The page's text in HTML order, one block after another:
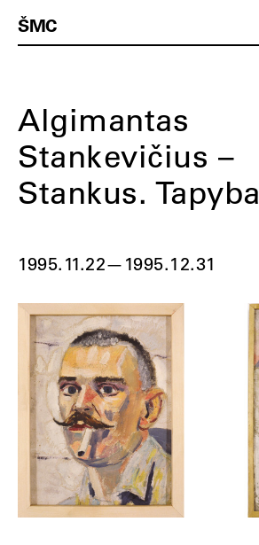
ŠMC
Algimantas
Stankevičius –
Stankus. Tapyba
1995.11.22— 1995.12.31